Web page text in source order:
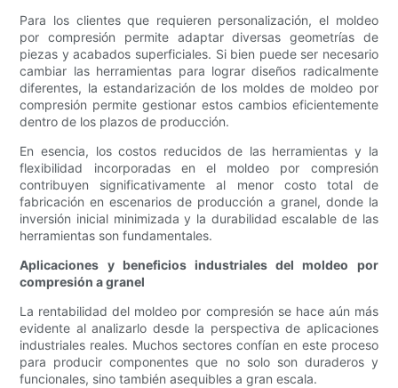
Para los clientes que requieren personalización, el moldeo
por compresión permite adaptar diversas geometrías de
piezas y acabados superficiales. Si bien puede ser necesario
cambiar las herramientas para lograr diseños radicalmente
diferentes, la estandarización de los moldes de moldeo por
compresión permite gestionar estos cambios eficientemente
dentro de los plazos de producción.
En esencia, los costos reducidos de las herramientas y la
flexibilidad incorporadas en el moldeo por compresión
contribuyen significativamente al menor costo total de
fabricación en escenarios de producción a granel, donde la
inversión inicial minimizada y la durabilidad escalable de las
herramientas son fundamentales.
Aplicaciones y beneficios industriales del moldeo por
compresión a granel
La rentabilidad del moldeo por compresión se hace aún más
evidente al analizarlo desde la perspectiva de aplicaciones
industriales reales. Muchos sectores confían en este proceso
para producir componentes que no solo son duraderos y
funcionales, sino también asequibles a gran escala.